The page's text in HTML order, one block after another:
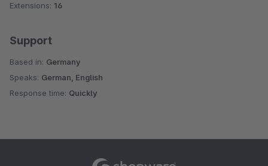
Extensions: 16
Support
Based in: Germany
Speaks: German, English
Response time: Quickly